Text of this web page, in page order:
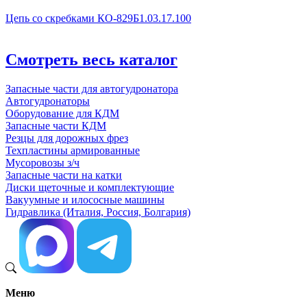
Цепь со скребками КО-829Б1.03.17.100
Смотреть весь каталог
Запасные части для автогудронатора
Автогудронаторы
Оборудование для КДМ
Запасные части КДМ
Резцы для дорожных фрез
Техпластины армированные
Мусоровозы з/ч
Запасные части на катки
Диски щеточные и комплектующие
Вакуумные и илососные машины
Гидравлика (Италия, Россия, Болгария)
Меню